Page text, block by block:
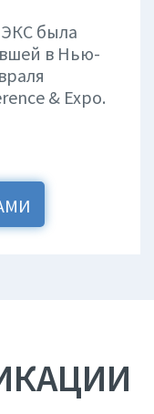
была
в Нью-
& Expo.